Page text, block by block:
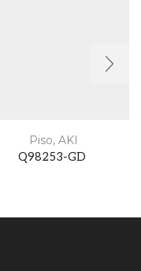
Piso, AKI
Q98253-GD